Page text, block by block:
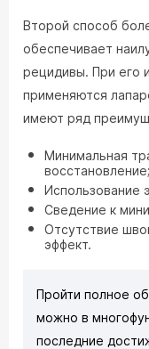
Второй способ
обеспечивает
рецидивы. При его
применяются
имеют ряд
Минимальная
восстановление;
Использование
Сведение к
Отсутствие
эффект.
Пройти полное
можно в
последние